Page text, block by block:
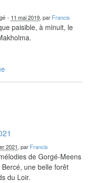
- 11 mai 2019, par Francis
paisible, à minuit, le
2021, par Francis
de Gorgé-Meens
Bercé, une belle forêt
du Loir.